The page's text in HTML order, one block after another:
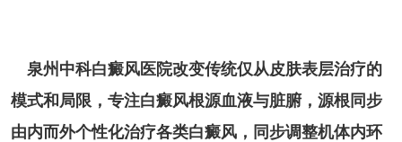
泉州中科白癜风医院改变传统仅从皮肤表层治疗的
模式和局限，专注白癜风根源血液与脏腑，源根同步
由内而外个性化治疗各类白癜风，同步调整机体内环